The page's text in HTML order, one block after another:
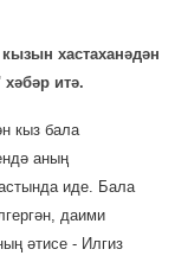
хастаханәдән
итә.
кыз бала
аның
иде. Бала
даими
әтисе - Илгиз